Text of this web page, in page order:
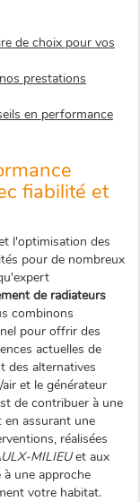
de choix pour vos
prestations
en performance
fiabilité et
l'optimisation des
pour de nombreux
de radiateurs
combinons
pour offrir des
actuelles de
des alternatives
et le générateur
de contribuer à une
assurant une
réalisées
MILIEUet aux
une approche
votre habitat.